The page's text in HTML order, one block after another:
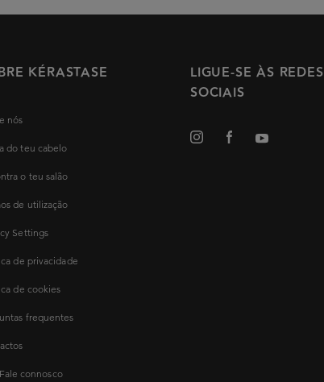
KÉRASTASE
nós
do teu cabelo
o teu salão
de utilização
Settings
de privacidade
de cookies
frequentes
Fale connosco
LIGUE-SE ÀS REDES
SOCIAIS